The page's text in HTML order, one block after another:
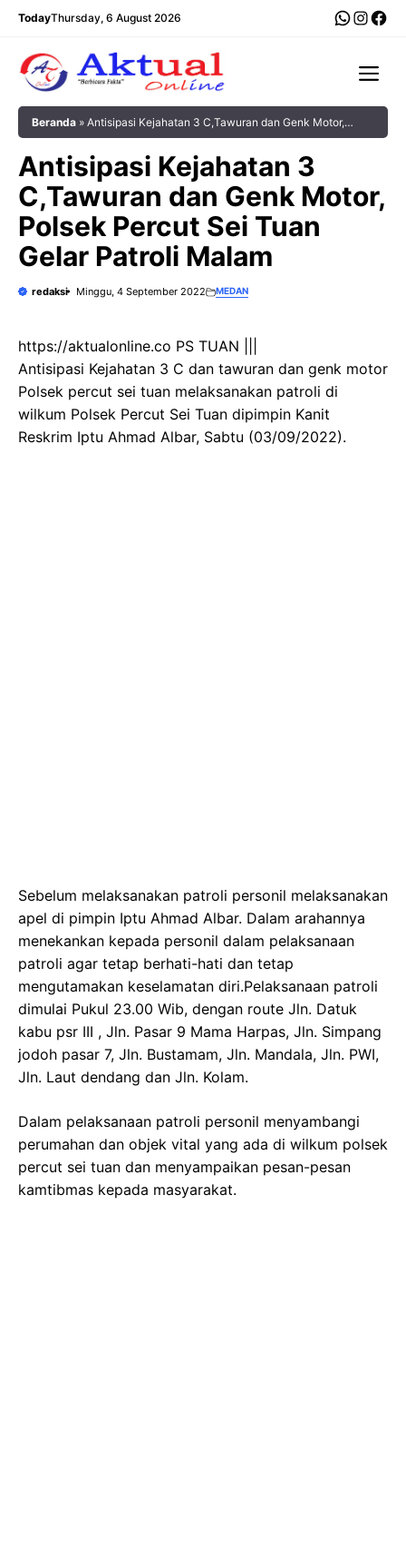
Langsung
TodayThursday, 6 August 2026
Beranda » Antisipasi Kejahatan 3 C,Tawuran dan Genk Motor,
Antisipasi Kejahatan 3
C,Tawuran dan Genk Motor,
Polsek Percut Sei Tuan
Gelar Patroli Malam
redaksi Minggu, 4 September 2022 MEDAN
https://aktualonline.co PS TUAN |||
Antisipasi Kejahatan 3 C dan tawuran dan genk motor
Polsek percut sei tuan melaksanakan patroli di
wilkum Polsek Percut Sei Tuan dipimpin Kanit
Reskrim Iptu Ahmad Albar, Sabtu (03/09/2022).
Sebelum melaksanakan patroli personil melaksanakan
apel di pimpin Iptu Ahmad Albar. Dalam arahannya
menekankan kepada personil dalam pelaksanaan
patroli agar tetap berhati-hati dan tetap
mengutamakan keselamatan diri.Pelaksanaan patroli
dimulai Pukul 23.00 Wib, dengan route Jln. Datuk
kabu psr III , Jln. Pasar 9 Mama Harpas, Jln. Simpang
jodoh pasar 7, Jln. Bustamam, Jln. Mandala, Jln. PWI,
Jln. Laut dendang dan Jln. Kolam.
Dalam pelaksanaan patroli personil menyambangi
perumahan dan objek vital yang ada di wilkum polsek
percut sei tuan dan menyampaikan pesan-pesan
kamtibmas kepada masyarakat.